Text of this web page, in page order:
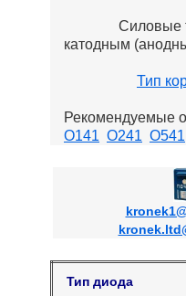
Силовые
катодным
Тип
Рекомендуемые
О141 О241 О541
Тип диода